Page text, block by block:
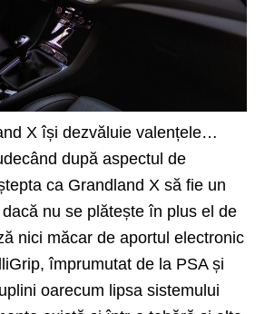
X își dezvăluie valențele…
după aspectul de
ca Grandland X să fie un
nu se plătește în plus el de
nici măcar de aportul electronic
împrumutat de la PSA și
oarecum lipsa sistemului